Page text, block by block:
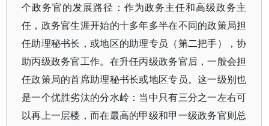
个政务官的发展路径：作为政务主任和高级政务主
任，政务官生涯开始的十多年多半在不同的政策局担
任助理秘书长，或地区的助理专员（第二把手），协
助丙级政务官工作。在升任丙级政务官后，一般会担
任政策局的首席助理秘书长或地区专员。这一级别也
是一个优胜劣汰的分水岭：当中只有三分之一左右可
以再上一层楼，而在最高的甲级和甲一级政务官则总